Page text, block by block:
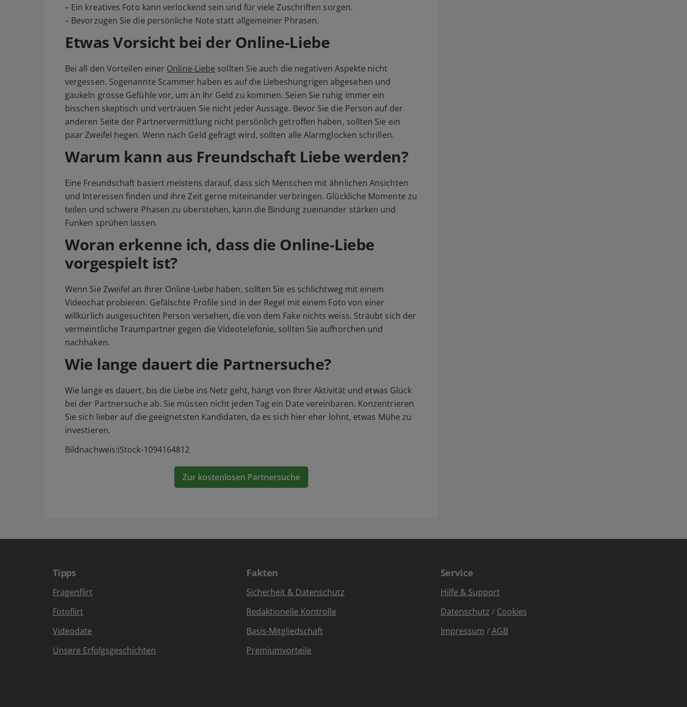
– Ein kreatives Foto kann verlockend sein und für viele Zuschriften sorgen.
– Bevorzugen Sie die persönliche Note statt allgemeiner Phrasen.
Etwas Vorsicht bei der Online-Liebe
Bei all den Vorteilen einer Online-Liebe sollten Sie auch die negativen Aspekte nicht
vergessen. Sogenannte Scammer haben es auf die Liebeshungrigen abgesehen und
gaukeln grosse Gefühle vor, um an Ihr Geld zu kommen. Seien Sie ruhig immer ein
bisschen skeptisch und vertrauen Sie nicht jeder Aussage. Bevor Sie die Person auf der
anderen Seite der Partnervermittlung nicht persönlich getroffen haben, sollten Sie ein
paar Zweifel hegen. Wenn nach Geld gefragt wird, sollten alle Alarmglocken schrillen.
Warum kann aus Freundschaft Liebe werden?
Eine Freundschaft basiert meistens darauf, dass sich Menschen mit ähnlichen Ansichten
und Interessen finden und ihre Zeit gerne miteinander verbringen. Glückliche Momente zu
teilen und schwere Phasen zu überstehen, kann die Bindung zueinander stärken und
Funken sprühen lassen.
Woran erkenne ich, dass die Online-Liebe
vorgespielt ist?
Wenn Sie Zweifel an Ihrer Online-Liebe haben, sollten Sie es schlichtweg mit einem
Videochat probieren. Gefälschte Profile sind in der Regel mit einem Foto von einer
willkürlich ausgesuchten Person versehen, die von dem Fake nichts weiss. Sträubt sich der
vermeintliche Traumpartner gegen die Videotelefonie, sollten Sie aufhorchen und
nachhaken.
Wie lange dauert die Partnersuche?
Wie lange es dauert, bis die Liebe ins Netz geht, hängt von Ihrer Aktivität und etwas Glück
bei der Partnersuche ab. Sie müssen nicht jeden Tag ein Date vereinbaren. Konzentrieren
Sie sich lieber auf die geeignetsten Kandidaten, da es sich hier eher lohnt, etwas Mühe zu
investieren.
Bildnachweis:iStock-1094164812
Zur kostenlosen Partnersuche
Tipps
Fragenflirt
Fotoflirt
Videodate
Unsere Erfolgsgeschichten
Fakten
Sicherheit & Datenschutz
Redaktionelle Kontrolle
Basis-Mitgliedschaft
Premiumvorteile
Service
Hilfe & Support
Datenschutz / Cookies
Impressum /AGB